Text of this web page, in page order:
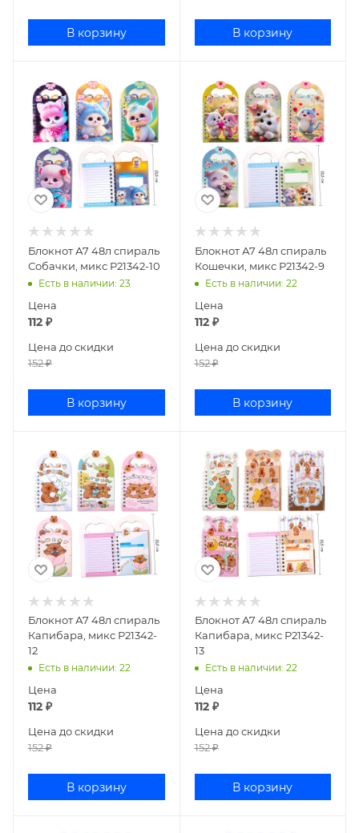
В корзину В корзину
Блокнот А7 48л спираль
Собачки, микс Р21342-10
Есть в наличии: 23
Цена
112 ₽
Цена до скидки
152₽
В корзину
Блокнот А7 48л спираль
Кошечки, микс Р21342-9
Есть в наличии: 22
Цена
112₽
Цена до скидки
152₽
В корзину
Блокнот А7 48л спираль
Капибара, микс Р21342-
12
Есть в наличии: 22
Цена
112 ₽
Цена до скидки
152₽
В корзину
Блокнот А7 48л спираль
Капибара, микс Р21342-
13
Есть в наличии: 22
Цена
112₽
Цена до скидки
152₽
В корзину